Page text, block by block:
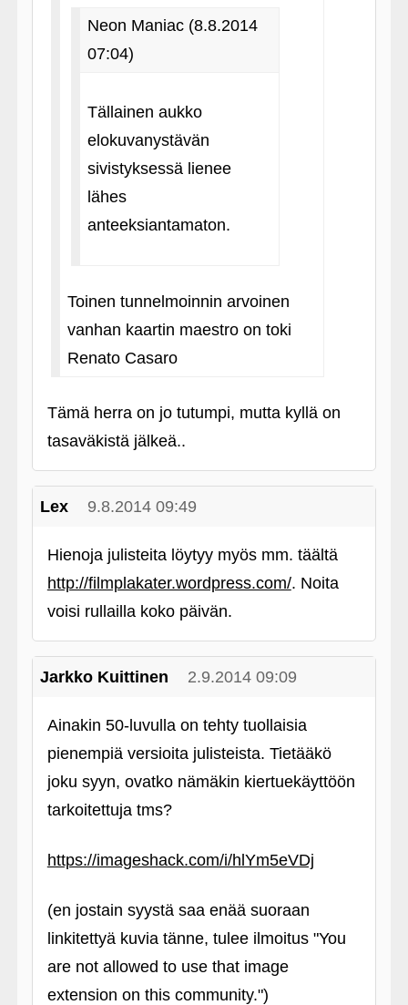
Neon Maniac (8.8.2014
07:04)
Tällainen aukko
elokuvanystävän
sivistyksessä lienee
lähes
anteeksiantamaton.
Toinen tunnelmoinnin arvoinen
vanhan kaartin maestro on toki
Renato Casaro
Tämä herra on jo tutumpi, mutta kyllä on
tasaväkistä jälkeä..
Lex 9.8.2014 09:49
Hienoja julisteita löytyy myös mm. täältä
http://filmplakater.wordpress.com/. Noita
voisi rullailla koko päivän.
Jarkko Kuittinen 2.9.2014 09:09
Ainakin 50-luvulla on tehty tuollaisia
pienempiä versioita julisteista. Tietääkö
joku syyn, ovatko nämäkin kiertuekäyttöön
tarkoitettuja tms?
https://imageshack.com/i/hlYm5eVDj
(en jostain syystä saa enää suoraan
linkitettyä kuvia tänne, tulee ilmoitus "You
are not allowed to use that image
extension on this community.")